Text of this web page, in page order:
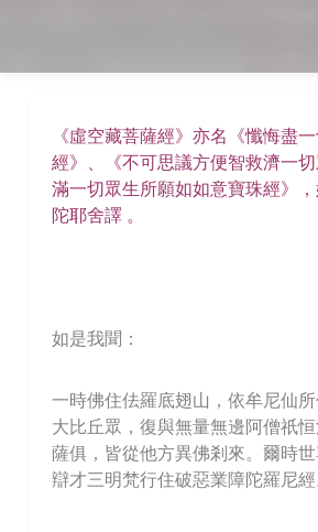
《虛空藏菩薩經》亦名《懺悔盡
經》、《不可思議方便智救濟一
滿一切眾生所願如如意寶珠經》
陀耶舍譯 。
如是我聞：
一時佛住佉羅底翅山，依牟尼仙
大比丘眾，復與無量無邊阿僧祇
薩俱，皆從他方異佛剎來。爾時
辯才三明梵行住破惡業障陀羅尼經